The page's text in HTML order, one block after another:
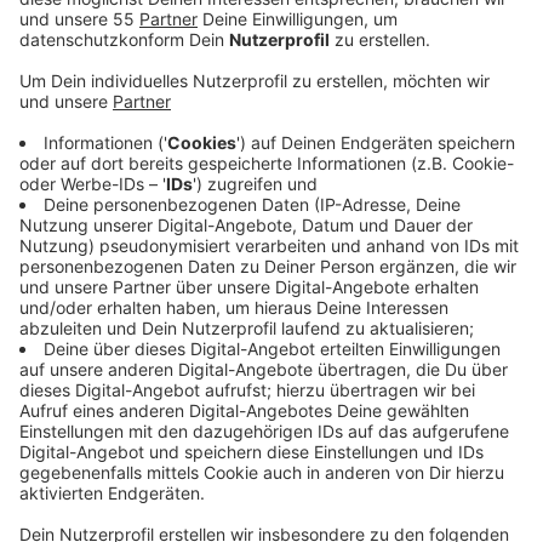
Perspektive und eine schrittweise Normalisierung
aller Lebensbereiche erreicht werden, teilt das
Land mit.
Veröffentlicht:Donnerstag, 27.05.2021 10:12
Anzeige
An der 100-Inzidenz für die Bundesnotbremse ändert
sich nichts. Neu ist ein Schwellenwert bei 35. Neben
gelockerten Kontaktbeschränkungen sind unter 35
auch Veranstaltungen mit bis zu 1.000 Personen mit
Test wieder möglich. Kontaktsport mit bis zu 100
Personen mit Test ist drinnen wie draußen wieder
erlaubt. Auch Clubs und Diskos dürfen ihren
Außenbereich wieder öffnen. Ab September auch den
Innenbereich, wenn die Inzidenz weiterhin unter 35
liegt. Auch private Partys sind mit begrenzter